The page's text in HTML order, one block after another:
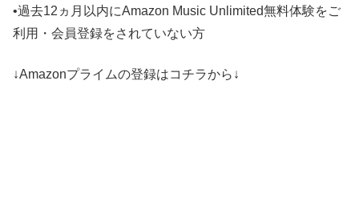
•過去12ヵ月以内にAmazon Music Unlimited無料体験をご
利用・会員登録をされていない方
↓Amazonプライムの登録はコチラから↓